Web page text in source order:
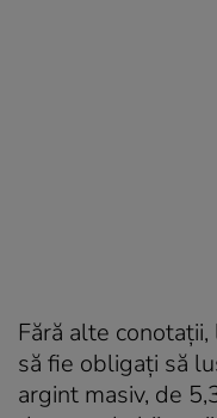
Fără alte
să fie obligați să
argint masiv, de